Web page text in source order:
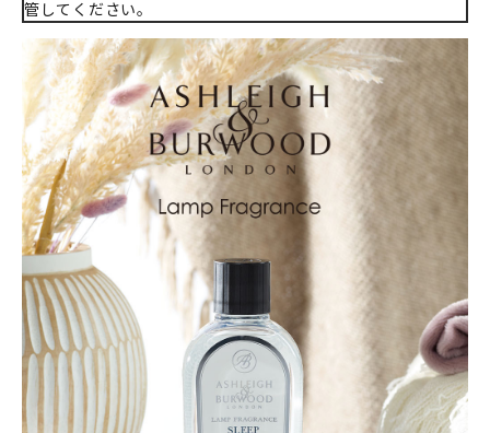
管してください。